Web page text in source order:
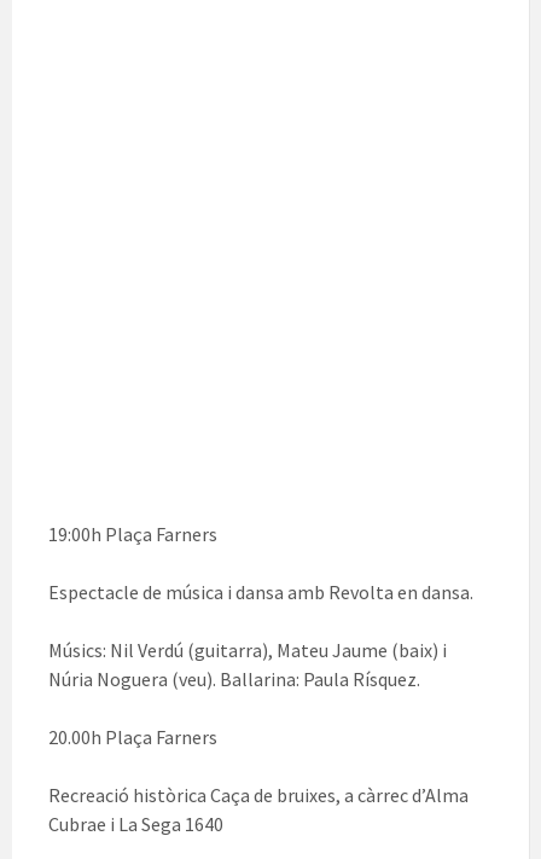
19:00h Plaça Farners
Espectacle de música i dansa amb Revolta en dansa.
Músics: Nil Verdú (guitarra), Mateu Jaume (baix) i
Núria Noguera (veu). Ballarina: Paula Rísquez.
20.00h Plaça Farners
Recreació històrica Caça de bruixes, a càrrec d’Alma
Cubrae i La Sega 1640